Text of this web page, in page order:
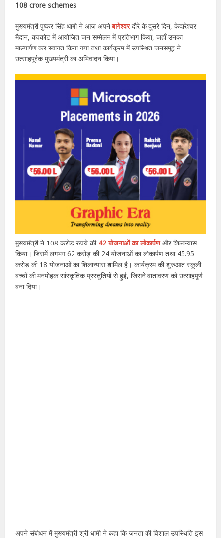
108 crore schemes
मुख्यमंत्री पुष्कर सिंह धामी ने आज अपनेबागेश्वरदौरे के दूसरे दिन, केदारेश्वर
मैदान, कपकोट में आयोजित जन सम्मेलन में प्रतिभाग किया, जहाँ उनका
माल्यार्पण कर स्वागत किया गया तथा कार्यक्रम में उपस्थित जनसमूह ने
उत्साहपूर्वक मुख्यमंत्री का अभिवादन किया।
मुख्यमंत्री ने 108 करोड़ रुपये की 42 योजनाओं का लोकार्पणऔर शिलान्यास
किया। जिसमें लगभग 62 करोड़ की 24 योजनाओं का लोकार्पण तथा 45.95
करोड़ की 18 योजनाओं का शिलान्यास शामिल है। कार्यक्रम की शुरुआत स्कूली
बच्चों की मनमोहक सांस्कृतिक प्रस्तुतियों से हुई, जिसने वातावरण को उत्साहपूर्ण
बना दिया।
अपने संबोधन में मुख्यमंत्री श्री धामी ने कहा कि जनता की विशाल उपस्थिति इस